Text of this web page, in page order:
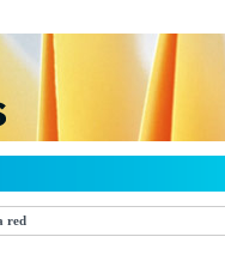
red